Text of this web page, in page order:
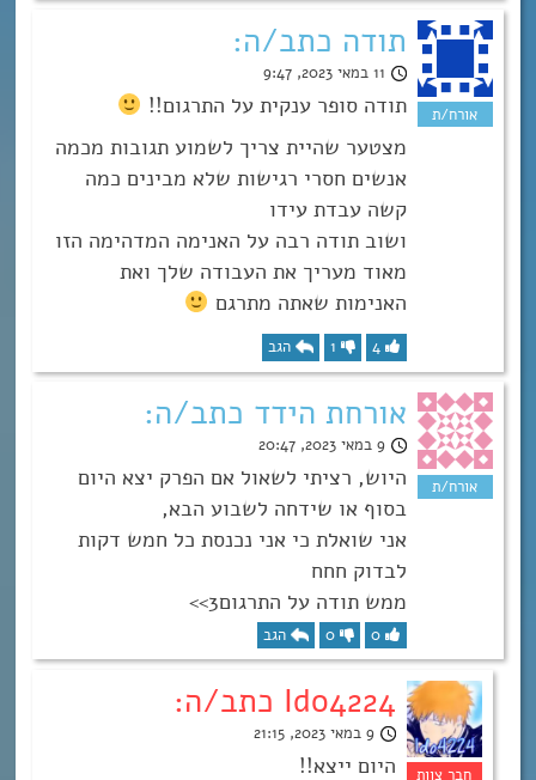
תודה כתב/ה:
11 במאי 2023, 9:47
תודה סופר ענקית על התרגום!!
מצטער שהיית צריך לשמוע תגובות מכמה
אנשים חסרי רגישות שלא מבינים כמה
קשה עבדת עידו
ושוב תודה רבה על האנימה המדהימה הזו
מאוד מעריך את העבודה שלך ואת
האנימות שאתה מתרגם
4
1 הגב
אורחת הידד כתב/ה:
9 במאי 2023, 20:47
היוש, רציתי לשאול אם הפרק יצא היום
בסוף או שידחה לשבוע הבא,
אני שואלת כי אני נכנסת כל חמש דקות
לבדוק חחח
ממש תודה על התרגום3>>
0
0 הגב
Ido4224 כתב/ה:
9 במאי 2023, 21:15
היום ייצא!!